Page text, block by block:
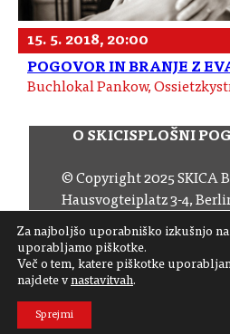
15. 5. 2018, 20:00
POGOVOR IN BRANJE Z
Buchlokal Pankow,
Za najboljšo uporabniško izkušnjo
uporabljamo piškotke.
Več o tem, katere piškotke
najdete v nastavitvah.
Sprejmi
O SKICISPLOŠNI
© Copyright 2025 SKICA
Hausvogteiplatz 3-4,
Tel:+49 30 206 145 57